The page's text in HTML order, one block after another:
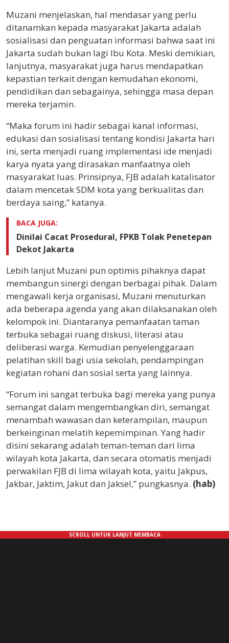
Muzani menjelaskan, hal mendasar yang perlu
ditanamkan kepada masyarakat Jakarta adalah
sosialisasi dan penguatan informasi bahwa saat ini
Jakarta sudah bukan lagi Ibu Kota. Meski demikian,
lanjutnya, masyarakat juga harus mendapatkan
kepastian terkait dengan kemudahan ekonomi,
pendidikan dan sebagainya, sehingga masa depan
mereka terjamin.
“Maka forum ini hadir sebagai kanal informasi,
edukasi dan sosialisasi tentang kondisi Jakarta hari
ini, serta menjadi ruang implementasi ide menjadi
karya nyata yang dirasakan manfaatnya oleh
masyarakat luas. Prinsipnya, FJB adalah katalisator
dalam mencetak SDM kota yang berkualitas dan
berdaya saing,” katanya.
BACA JUGA:
Dinilai Cacat Prosedural, FPKB Tolak Penetepan
Dekot Jakarta
Lebih lanjut Muzani pun optimis pihaknya dapat
membangun sinergi dengan berbagai pihak. Dalam
mengawali kerja organisasi, Muzani menuturkan
ada beberapa agenda yang akan dilaksanakan oleh
kelompok ini. Diantaranya pemanfaatan taman
terbuka sebagai ruang diskusi, literasi atau
deliberasi warga. Kemudian penyelenggaraan
pelatihan skill bagi usia sekolah, pendampingan
kegiatan rohani dan sosial serta yang lainnya.
“Forum ini sangat terbuka bagi mereka yang punya
semangat dalam mengembangkan diri, semangat
menambah wawasan dan keterampilan, maupun
berkeinginan melatih kepemimpinan. Yang hadir
disini sekarang adalah teman-teman dari lima
wilayah kota Jakarta, dan secara otomatis menjadi
perwakilan FJB di lima wilayah kota, yaitu Jakpus,
Jakbar, Jaktim, Jakut dan Jaksel,” pungkasnya. (hab)